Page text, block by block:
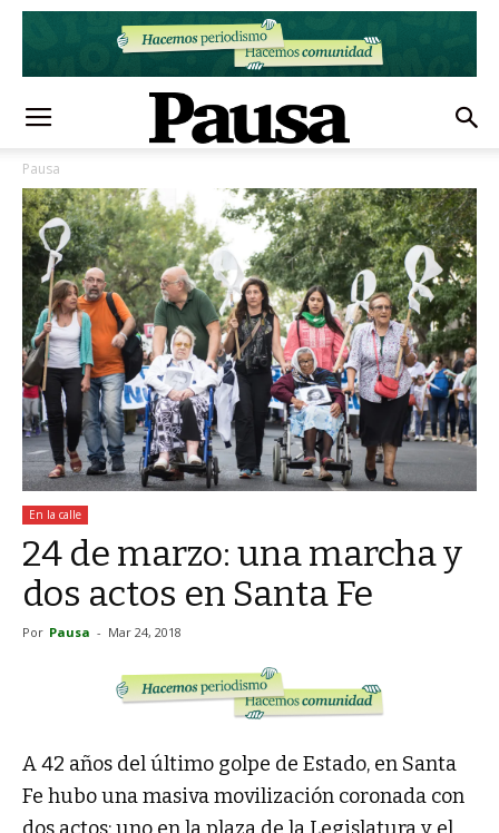
Pausa
En la calle
24 de marzo: una marcha y
dos actos en Santa Fe
Por Pausa - Mar 24, 2018
A 42 años del último golpe de Estado, en Santa
Fe hubo una masiva movilización coronada con